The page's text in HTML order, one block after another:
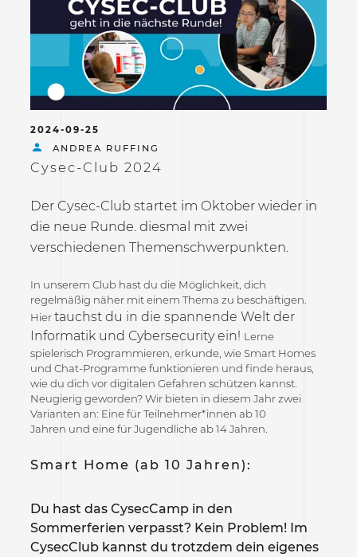
2024-09-25
ANDREA RUFFING
Cysec-Club 2024
Der Cysec-Club startet im Oktober wieder in
die neue Runde. diesmal mit zwei
verschiedenen Themenschwerpunkten.
In unserem Club hast du die Möglichkeit, dich
regelmäßig näher mit einem Thema zu beschäftigen.
Hiertauchst du in die spannende Welt der
Informatik und Cybersecurity ein! Lerne
spielerisch Programmieren, erkunde, wie Smart Homes
und Chat-Programme funktionieren und finde heraus,
wie du dich vor digitalen Gefahren schützen kannst.
Neugierig geworden? Wir bieten in diesem Jahr zwei
Varianten an: Eine für Teilnehmer*innen ab 10
Jahren und eine für Jugendliche ab 14 Jahren.
Smart Home (ab 10 Jahren):
Du hast das CysecCamp in den
Sommerferien verpasst? Kein Problem! Im
CysecClub kannst du trotzdem dein eigenes